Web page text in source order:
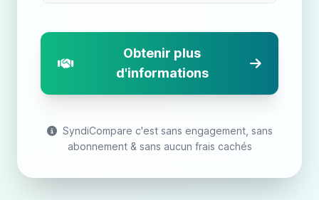
Obtenir plus
d'informations
SyndiCompare c'est sans engagement, sans
abonnement & sans aucun frais cachés